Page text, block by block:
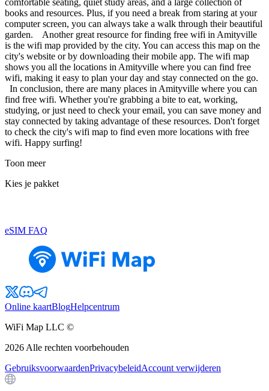
comfortable seating, quiet study areas, and a large collection of
books and resources. Plus, if you need a break from staring at your
computer screen, you can always take a walk through their beautiful
garden. Another great resource for finding free wifi in Amityville
is the wifi map provided by the city. You can access this map on the
city's website or by downloading their mobile app. The wifi map
shows you all the locations in Amityville where you can find free
wifi, making it easy to plan your day and stay connected on the go.
In conclusion, there are many places in Amityville where you can
find free wifi. Whether you're grabbing a bite to eat, working,
studying, or just need to check your email, you can save money and
stay connected by taking advantage of these resources. Don't forget
to check the city's wifi map to find even more locations with free
wifi. Happy surfing!
Toon meer
Kies je pakket
eSIM FAQ
Online kaartBlogHelpcentrum
WiFi Map LLC ©
2026 Alle rechten voorbehouden
GebruiksvoorwaardenPrivacybeleidAccount verwijderen